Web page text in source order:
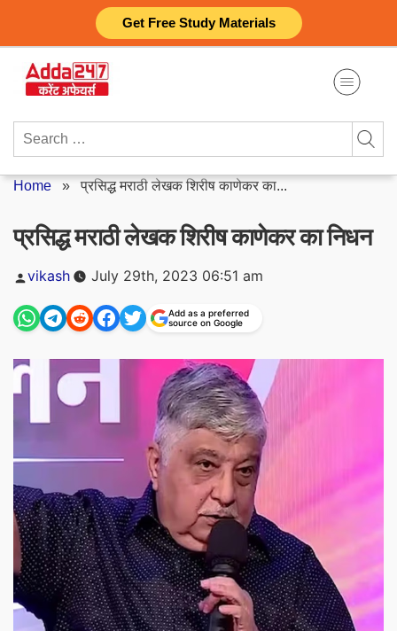
Get Free Study Materials
content
Search
Home »प्रसिद्ध मराठी लेखक शिरीष काणेकर का...
प्रसिद्ध मराठी लेखक शिरीष काणेकर का निधन
Posted
vikash July 29th, 2023 06:51 am
Add as a preferred
source on Google